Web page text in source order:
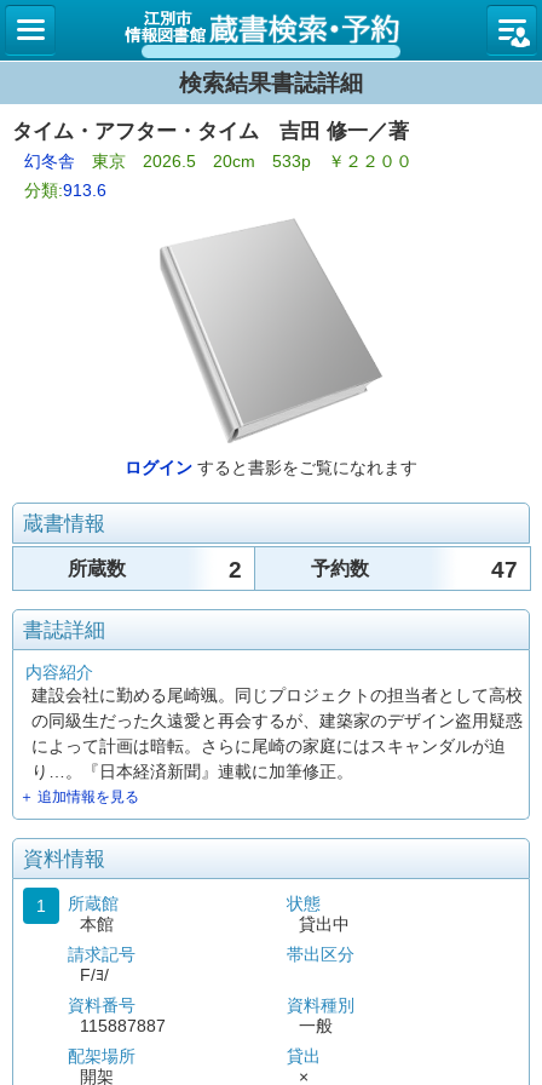
図書館
検索結果書誌詳細
タイム・アフター・タイム 吉田 修一／著
幻冬舎 東京 2026.5 20cm 533p ￥２２００
分類:913.6
ログイン すると書影をご覧になれます
蔵書情報
所蔵数 2 予約数 47
書誌詳細
内容紹介
建設会社に勤める尾崎颯。同じプロジェクトの担当者として高校
の同級生だった久遠愛と再会するが、建築家のデザイン盗用疑惑
によって計画は暗転。さらに尾崎の家庭にはスキャンダルが迫
り…。『日本経済新聞』連載に加筆修正。
＋ 追加情報を見る
資料情報
1
所蔵館
本館
請求記号
F/ﾖ/
資料番号
115887887
配架場所
開架
状態
貸出中
帯出区分
資料種別
一般
貸出
×